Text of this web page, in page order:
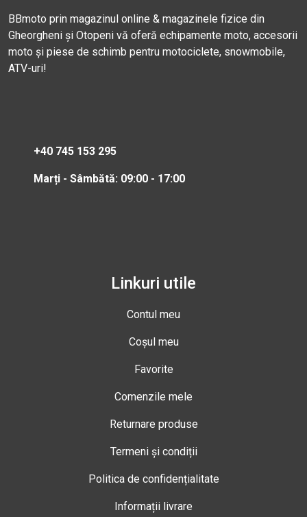
BBmoto prin magazinul online & magazinele fizice din
Gheorgheni și Otopeni vă oferă echipamente moto, accesorii
moto și piese de schimb pentru motociclete, snowmobile,
ATV-uri!
+40 745 153 295
Marți - Sâmbătă: 09:00 - 17:00
Linkuri utile
Contul meu
Coșul meu
Favorite
Comenzile mele
Returnare produse
Termeni și condiții
Politica de confidențialitate
Informații livrare